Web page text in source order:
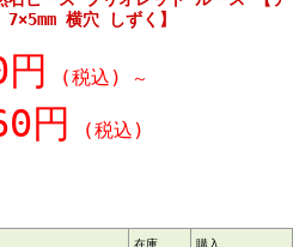
横穴 しずく】
(税込) ～
円 (税込)
在庫 購入